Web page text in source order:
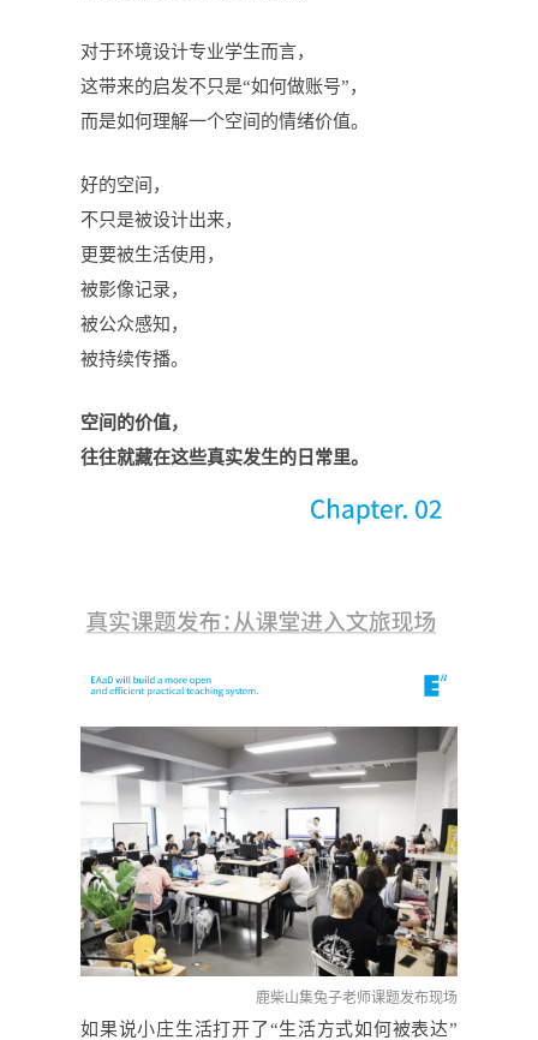
对于环境设计专业学生而言，
这带来的启发不只是“如何做账号”，
而是如何理解一个空间的情绪价值。
好的空间，
不只是被设计出来，
更要被生活使用，
被影像记录，
被公众感知，
被持续传播。
空间的价值，
往往就藏在这些真实发生的日常里。
鹿柴山集兔子老师课题发布现场
如果说小庄生活打开了“生活方式如何被表达”